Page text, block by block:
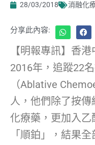
28/03/2018 消融化
分享此內容:
【明報專訊】香
2016年，追蹤22
（Ablative
人，他們除了按
化療藥，更加入
「順鉑」，結果